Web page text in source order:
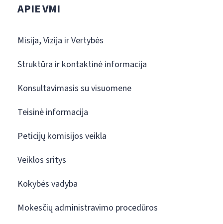
APIE VMI
Misija, Vizija ir Vertybės
Struktūra ir kontaktinė informacija
Konsultavimasis su visuomene
Teisinė informacija
Peticijų komisijos veikla
Veiklos sritys
Kokybės vadyba
Mokesčių administravimo procedūros